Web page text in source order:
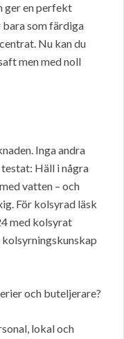
ger en perfekt
som färdiga
Nu kan du
men med noll
Inga andra
Häll i några
vatten – och
För kolsyrad läsk
med kolsyrat
och buteljerare?
lokal och